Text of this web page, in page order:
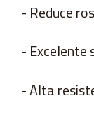
- Reduce
- Excelente
- Alta